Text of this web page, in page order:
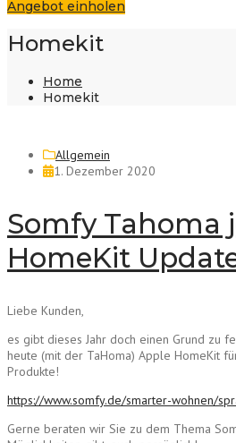
Angebot einholen
Homekit
Home
Homekit
Allgemein
1. Dezember 2020
Somfy Tahoma
HomeKit
Liebe Kunden,
es gibt dieses Jahr doch einen Grund zu
heute (mit der TaHoma) Apple HomeKit
Produkte!
https://www.somfy.de/smarter-wohnen/
Gerne beraten wir Sie zu dem Thema